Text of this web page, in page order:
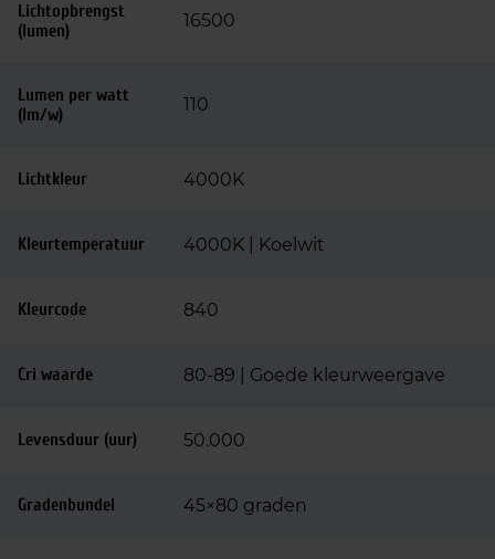
Lichtopbrengst
(lumen)
16500
Lumen per watt
(lm/w)
110
Lichtkleur 4000K
Kleurtemperatuur 4000K | Koelwit
Kleurcode 840
Cri waarde 80-89 | Goede kleurweergave
Levensduur (uur) 50.000
Gradenbundel 45×80 graden